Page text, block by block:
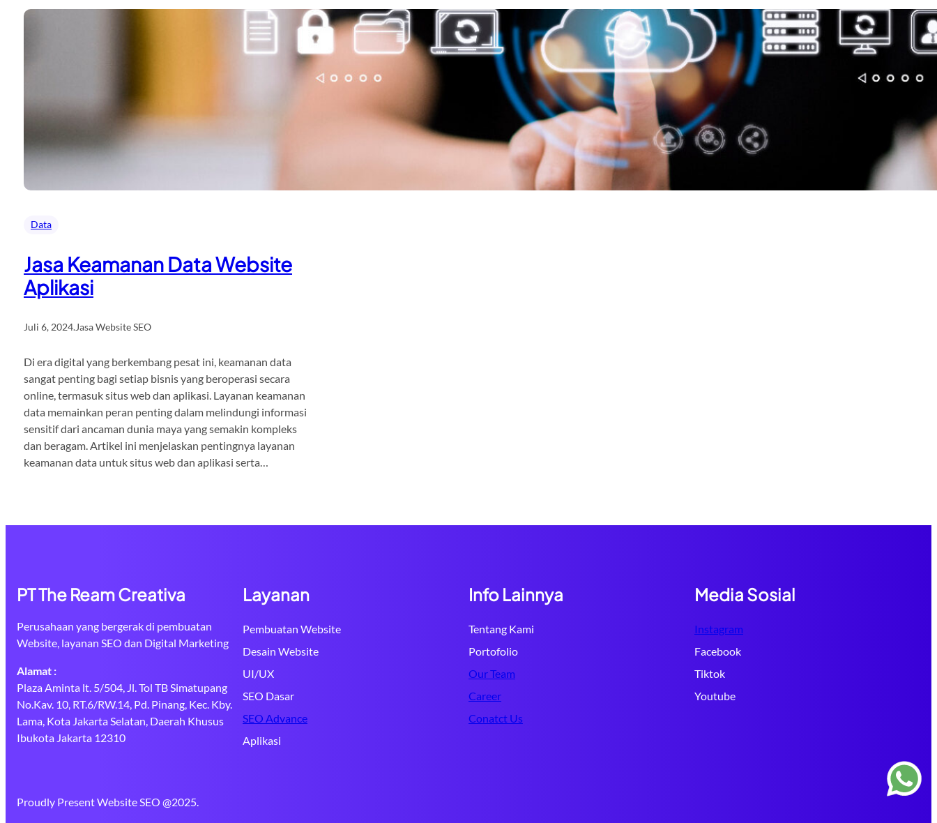
Data
Jasa Keamanan Data Website
Aplikasi
Juli 6, 2024.Jasa Website SEO
Di era digital yang berkembang pesat ini, keamanan data
sangat penting bagi setiap bisnis yang beroperasi secara
online, termasuk situs web dan aplikasi. Layanan keamanan
data memainkan peran penting dalam melindungi informasi
sensitif dari ancaman dunia maya yang semakin kompleks
dan beragam. Artikel ini menjelaskan pentingnya layanan
keamanan data untuk situs web dan aplikasi serta…
PT The Ream Creativa
Perusahaan yang bergerak di pembuatan
Website, layanan SEO dan Digital Marketing
Alamat :
Plaza Aminta lt. 5/504, Jl. Tol TB Simatupang
No.Kav. 10, RT.6/RW.14, Pd. Pinang, Kec. Kby.
Lama, Kota Jakarta Selatan, Daerah Khusus
Ibukota Jakarta 12310
Layanan
Pembuatan Website
Desain Website
UI/UX
SEO Dasar
SEO Advance
Aplikasi
Info Lainnya
Tentang Kami
Portofolio
Our Team
Career
Conatct Us
Media Sosial
Instagram
Facebook
Tiktok
Youtube
Proudly Present Website SEO @2025.